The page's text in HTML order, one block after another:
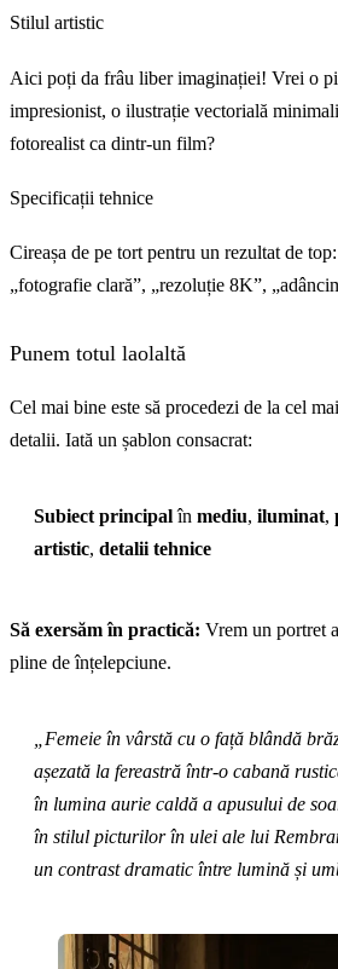
Stilul artistic
Aici poți da frâu liber imaginației! Vrei o
impresionist, o ilustrație vectorială
fotorealist ca dintr-un film?
Specificații tehnice
Cireașa de pe tort pentru un rezultat de
„fotografie clară”, „rezoluție 8K”,
Punem totul laolaltă
Cel mai bine este să procedezi de la cel
detalii. Iată un șablon consacrat:
Subiect principalîn mediu, iluminat,
artistic, detalii tehnice
Să exersăm în practică: Vrem un portret
pline de înțelepciune.
„Femeie în vârstă cu o față blândă
așezată la fereastră într-o cabană
în lumina aurie caldă a apusului de
în stilul picturilor în ulei ale lui
un contrast dramatic între lumină și